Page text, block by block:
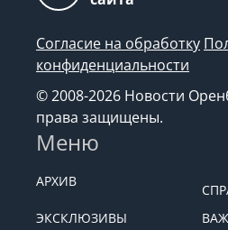
Согласие на обработку
конфиденциальности
© 2008-2026 Новости
права защищены.
Меню
АРХИВ
ЭКСКЛЮЗИВЫ